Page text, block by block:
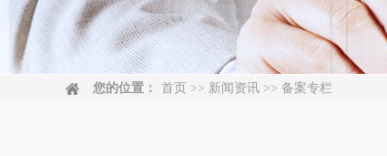
您的位置： 首页 >> 新闻资讯 >> 备案专栏